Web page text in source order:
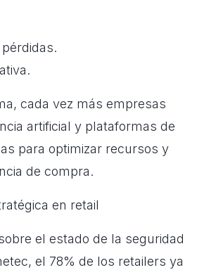
cada vez más empresas
artificial y plataformas de
para optimizar recursos y
de compra.
en retail
el estado de la seguridad
el 78% de los retailers ya